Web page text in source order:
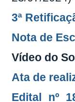
3ª
Nota de
Vídeo do
Ata de
Edital nº